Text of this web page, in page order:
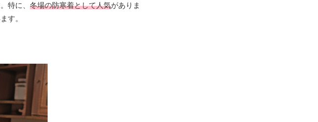
特に、 冬場の防寒着として人気がありま
す。